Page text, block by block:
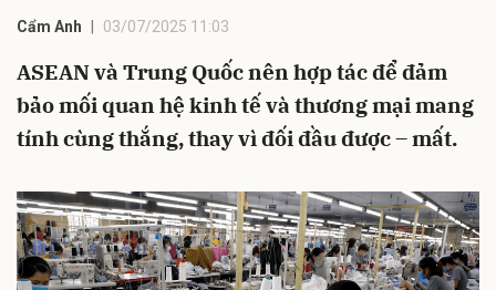
Cẩm Anh 03/07/2025 11:03
ASEAN và Trung Quốc nên hợp tác để đảm
bảo mối quan hệ kinh tế và thương mại mang
tính cùng thắng, thay vì đối đầu được – mất.
Hủy